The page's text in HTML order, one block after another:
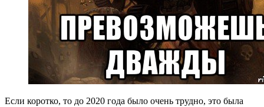
Если коротко, то до 2020 года было очень трудно, это была